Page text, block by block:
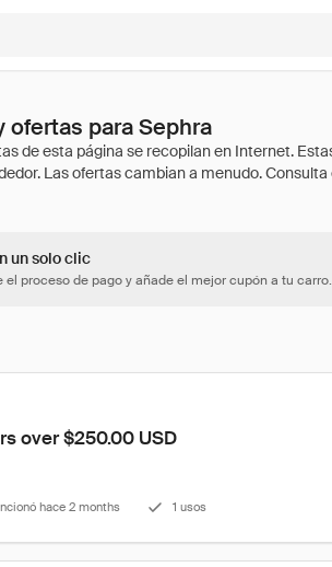
para Sephra
un solo clic
proceso de pago y añade el mejor cupón a tu carro.
over $250.00 USD
hace 2 months 1 usos